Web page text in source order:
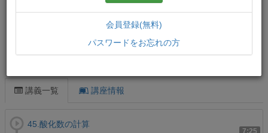
講義一覧 講座情報
7:25
45.酸化数の計算
会員登録(無料)
パスワードをお忘れの方